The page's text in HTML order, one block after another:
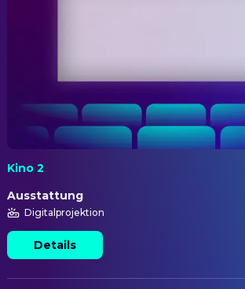
Kino 2
Ausstattung
Digitalprojektion
Details